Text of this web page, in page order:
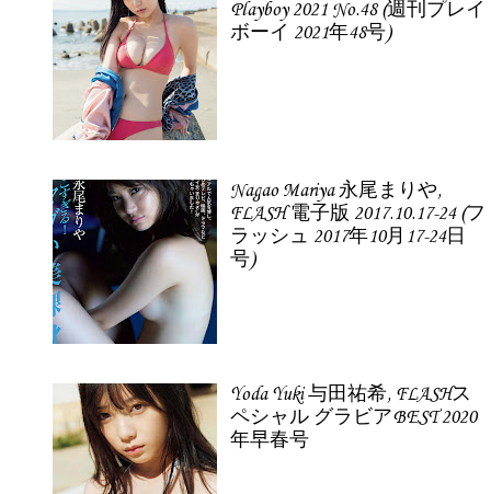
Playboy 2021 No.48 (週刊プレイ
ボーイ 2021年48号)
Nagao Mariya 永尾まりや,
FLASH 電子版 2017.10.17-24 (フ
ラッシュ 2017年10月17-24日
号)
Yoda Yuki 与田祐希, FLASHス
ペシャル グラビアBEST 2020
年早春号